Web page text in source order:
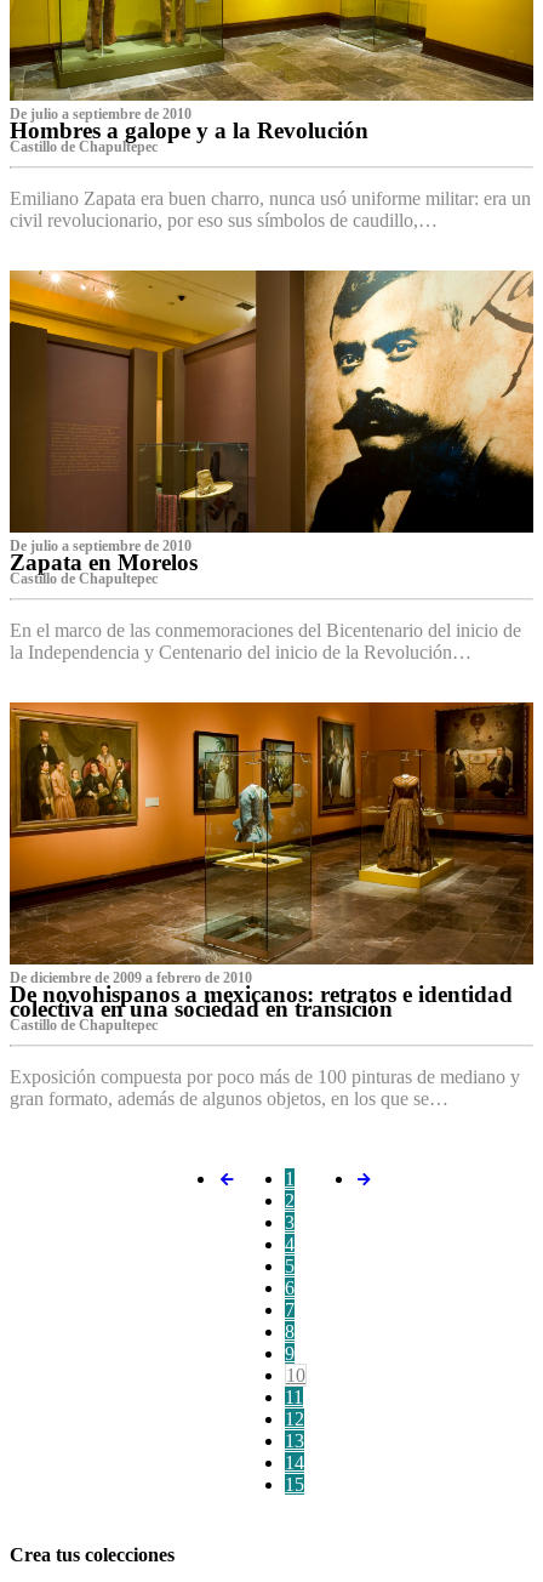
De julio a septiembre de 2010
Hombres a galope y a la Revolución
Castillo de Chapultepec
Emiliano Zapata era buen charro, nunca usó uniforme militar: era un
civil revolucionario, por eso sus símbolos de caudillo,…
De julio a septiembre de 2010
Zapata en Morelos
Castillo de Chapultepec
En el marco de las conmemoraciones del Bicentenario del inicio de
la Independencia y Centenario del inicio de la Revolución…
De diciembre de 2009 a febrero de 2010
De novohispanos a mexicanos: retratos e identidad
colectiva en una sociedad en transición
Castillo de Chapultepec
Exposición compuesta por poco más de 100 pinturas de mediano y
gran formato, además de algunos objetos, en los que se…
1
2
3
4
5
6
7
8
9
10
11
12
13
14
15
Crea tus colecciones